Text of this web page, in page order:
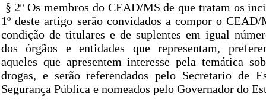
§ 2º Os membros do CEAD/MS de que tratam os
1º deste artigo serão convidados a compor o
condição de titulares e de suplentes em igual
dos órgãos e entidades que representam,
aqueles que apresentem interesse pela temática
drogas, e serão referendados pelo Secretario de
Segurança Pública e nomeados pelo Governador do